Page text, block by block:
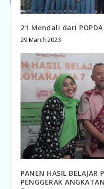
21 Mendali dari POPDA
29 March 2023
PANEN HASIL BELAJAR
PENGGERAK